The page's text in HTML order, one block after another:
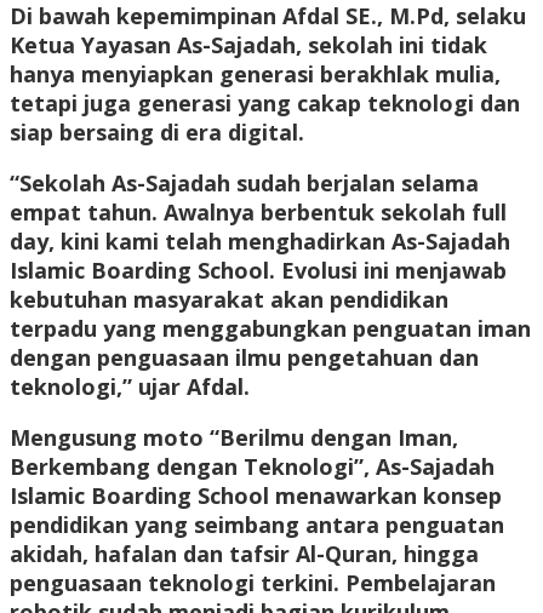
Di bawah kepemimpinan Afdal SE., M.Pd, selaku
Ketua Yayasan As-Sajadah, sekolah ini tidak
hanya menyiapkan generasi berakhlak mulia,
tetapi juga generasi yang cakap teknologi dan
siap bersaing di era digital.
“Sekolah As-Sajadah sudah berjalan selama
empat tahun. Awalnya berbentuk sekolah full
day, kini kami telah menghadirkan As-Sajadah
Islamic Boarding School. Evolusi ini menjawab
kebutuhan masyarakat akan pendidikan
terpadu yang menggabungkan penguatan iman
dengan penguasaan ilmu pengetahuan dan
teknologi,” ujar Afdal.
Mengusung moto “Berilmu dengan Iman,
Berkembang dengan Teknologi”, As-Sajadah
Islamic Boarding School menawarkan konsep
pendidikan yang seimbang antara penguatan
akidah, hafalan dan tafsir Al-Quran, hingga
penguasaan teknologi terkini. Pembelajaran